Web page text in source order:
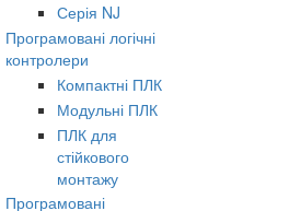
Серія NJ
Програмовані логічні
контролери
Компактні ПЛК
Модульні ПЛК
ПЛК для
стійкового
монтажу
Програмовані